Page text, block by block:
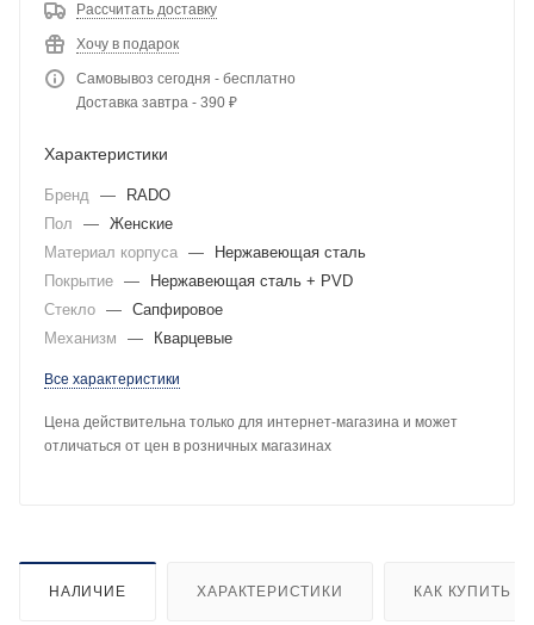
Рассчитать доставку
Хочу в подарок
Самовывоз сегодня - бесплатно
Доставка завтра - 390 ₽
Характеристики
Бренд —
RADO
Пол
— Женские
Материал корпуса —
Нержавеющая сталь
Покрытие —
Нержавеющая сталь + PVD
Стекло — Сапфировое
Механизм
— Кварцевые
Все характеристики
Цена действительна только для интернет-магазина и может
отличаться от цен в розничных магазинах
НАЛИЧИЕ ХАРАКТЕРИСТИКИ КАК КУПИТЬ